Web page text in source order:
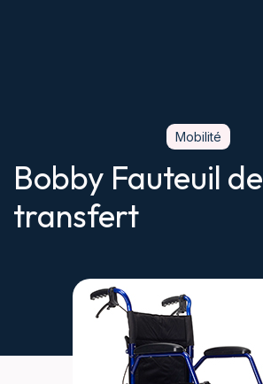
Mobilité
Bobby Fauteuil de
transfert